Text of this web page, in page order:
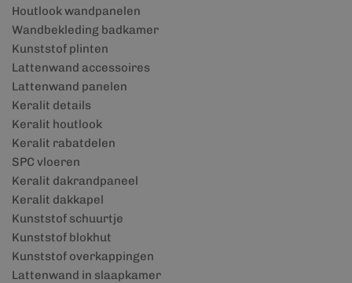
Houtlook wandpanelen
Wandbekleding badkamer
Kunststof plinten
Lattenwand accessoires
Lattenwand panelen
Keralit details
Keralit houtlook
Keralit rabatdelen
SPC vloeren
Keralit dakrandpaneel
Keralit dakkapel
Kunststof schuurtje
Kunststof blokhut
Kunststof overkappingen
Lattenwand in slaapkamer